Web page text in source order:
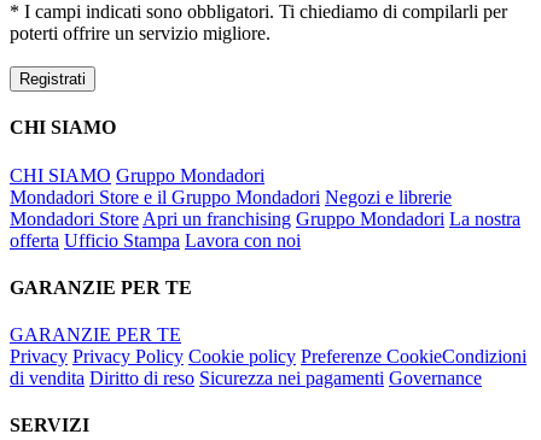
* I campi indicati sono obbligatori. Ti chiediamo di compilarli per
poterti offrire un servizio migliore.
CHI SIAMO
CHI SIAMO Gruppo Mondadori
Mondadori Store e il Gruppo Mondadori Negozi e librerie
Mondadori Store Apri un franchising Gruppo Mondadori La nostra
offerta Ufficio Stampa Lavora con noi
GARANZIE PER TE
GARANZIE PER TE
Privacy Privacy Policy Cookie policy Preferenze CookieCondizioni
di vendita Diritto di reso Sicurezza nei pagamenti Governance
SERVIZI